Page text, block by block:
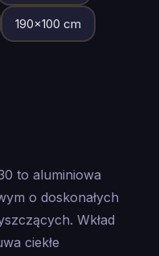
190×100 cm
to aluminiowa
o doskonałych
Wkład
ciekłe